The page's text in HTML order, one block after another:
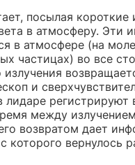
посылая короткие
в атмосферу. Эти
в атмосфере (на
частицах) во все
излучения
и
лидаре регистрируют
между
возвратом дает
которого вернулось